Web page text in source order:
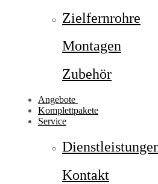
Zielfernrohre
Montagen
Zubehör
Angebote
Komplettpakete
Service
Kontakt